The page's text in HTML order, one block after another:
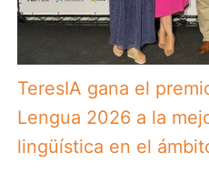
TeresIA gana el
Lengua 2026 a la
lingüística en el